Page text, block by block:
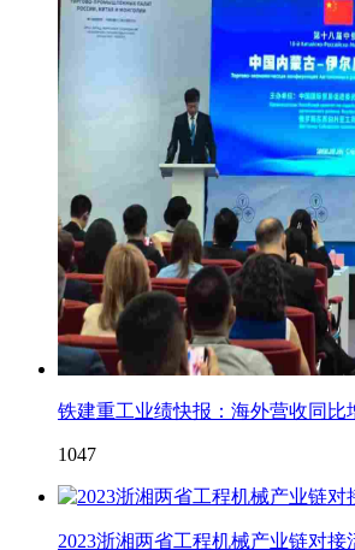
铁建重工业绩快报：海外营收同比
1047
2023浙湘两省工程机械产业链对接